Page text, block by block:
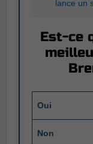
lance un
Est-ce
Oui
Non